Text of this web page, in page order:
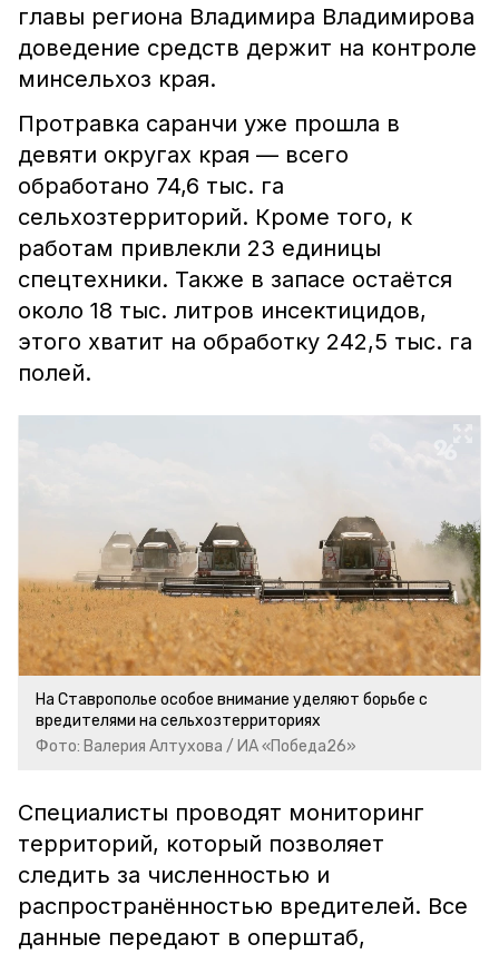
главы региона Владимира Владимирова
доведение средств держит на контроле
минсельхоз края.
Протравка саранчи уже прошла в
девяти округах края — всего
обработано 74,6 тыс. га
сельхозтерриторий. Кроме того, к
работам привлекли 23 единицы
спецтехники. Также в запасе остаётся
около 18 тыс. литров инсектицидов,
этого хватит на обработку 242,5 тыс. га
полей.
На Ставрополье особое внимание уделяют борьбе с
вредителями на сельхозтерриториях
Фото: Валерия Алтухова / ИА «Победа26»
Специалисты проводят мониторинг
территорий, который позволяет
следить за численностью и
распространённостью вредителей. Все
данные передают в оперштаб,